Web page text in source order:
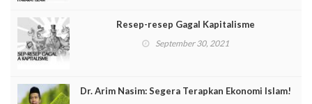
Resep-resep Gagal Kapitalisme
September 30, 2021
Dr. Arim Nasim: Segera Terapkan Ekonomi Islam!